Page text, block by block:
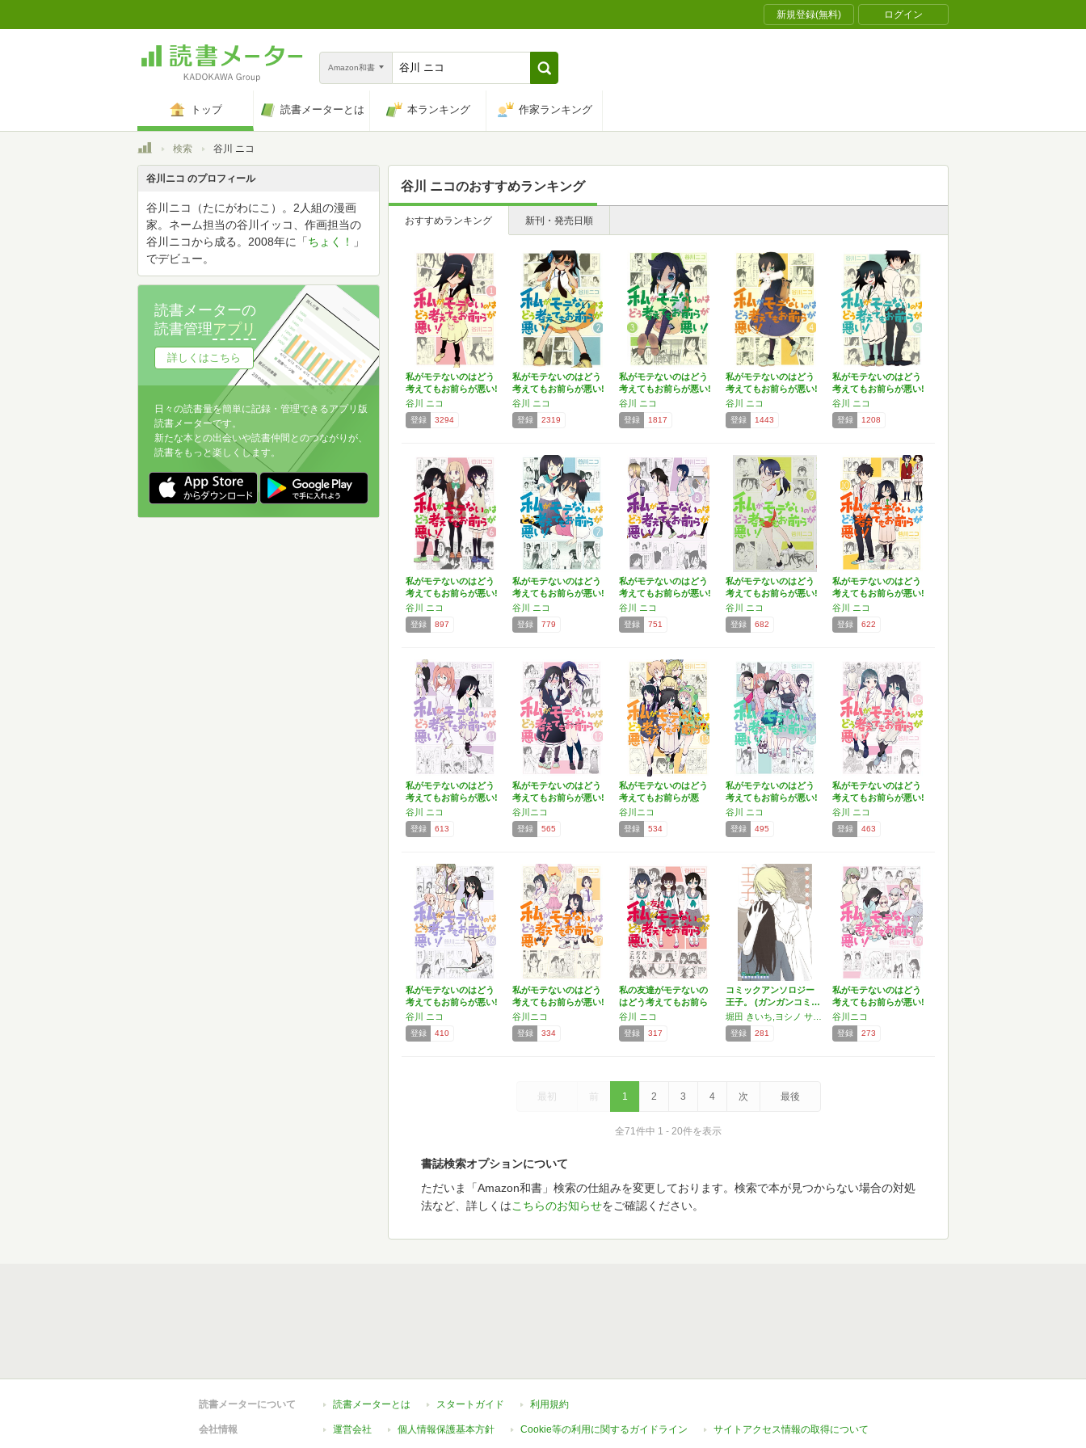
新規登録(無料) ログイン
Amazon和書
トップ 読書メーターとは 本ランキング 作家ランキング
トップ検索 谷川 ニコ
谷川 ニコのおすすめランキング
おすすめランキング 新刊・発売日順
私がモテないのはどう
考えてもお前らが悪い!
(…
谷川 ニコ
登録 3294
私がモテないのはどう
考えてもお前らが悪い!
(…
谷川 ニコ
登録 2319
私がモテないのはどう
考えてもお前らが悪い!
(…
谷川 ニコ
登録 1817
私がモテないのはどう
考えてもお前らが悪い!
…
谷川 ニコ
登録 1443
私がモテないのはどう
考えてもお前らが悪い!
…
谷川 ニコ
登録 1208
私がモテないのはどう
考えてもお前らが悪い!
…
谷川 ニコ
登録 897
私がモテないのはどう
考えてもお前らが悪い!
…
谷川 ニコ
登録 779
私がモテないのはどう
考えてもお前らが悪い!
(…
谷川 ニコ
登録 751
私がモテないのはどう
考えてもお前らが悪い!
…
谷川 ニコ
登録 682
私がモテないのはどう
考えてもお前らが悪い!
…
谷川 ニコ
登録 622
私がモテないのはどう
考えてもお前らが悪い!
…
谷川 ニコ
登録 613
私がモテないのはどう
考えてもお前らが悪い!
(…
谷川ニコ
登録 565
私がモテないのはどう
考えてもお前らが悪
い！(…
谷川ニコ
登録 534
私がモテないのはどう
考えてもお前らが悪い!
(…
谷川 ニコ
登録 495
私がモテないのはどう
考えてもお前らが悪い!
…
谷川 ニコ
登録 463
私がモテないのはどう
考えてもお前らが悪い!
…
谷川 ニコ
登録 410
私がモテないのはどう
考えてもお前らが悪い!
…
谷川ニコ
登録 334
私の友達がモテないの
はどう考えてもお前ら
が悪…
谷川 ニコ
登録 317
コミックアンソロジー
王子。 (ガンガンコミ…
登録 281
私がモテないのはどう
考えてもお前らが悪い!
…
谷川ニコ
登録 273
最初 前 1 2 3 4 次 最後
全71件中 1 - 20件を表示
書誌検索オプションについて
ただいま「Amazon和書」検索の仕組みを変更しております。検索で本が見つからない場合の対処
法など、詳しくはこちらのお知らせをご確認ください。
谷川ニコ のプロフィール
谷川ニコ（たにがわにこ）。2人組の漫画
家。ネーム担当の谷川イッコ、作画担当の
谷川ニコから成る。2008年に「ちょく！
」
でデビュー。
読書メーターの
読書管理アプリ
詳しくはこちら
日々の読書量を簡単に記録・管理できるアプリ版
読書メーターです。
新たな本との出会いや読書仲間とのつながりが、
読書をもっと楽しくします。
読書メーターについて 読書メーターとは スタートガイド 利用規約
会社情報 運営会社 個人情報保護基本方針 Cookie等の利用に関するガイドライン サイトアクセス情報の取得について